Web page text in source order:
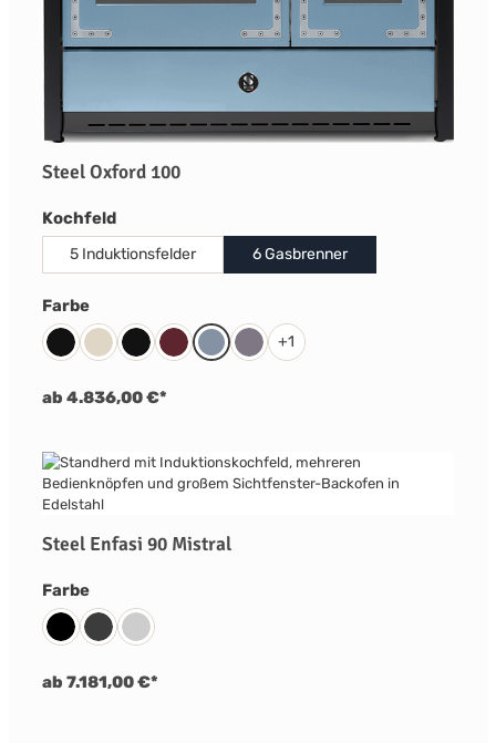
Steel Oxford 100
Kochfeldauswählen
5 Induktionsfelder 6 Gasbrenner
Farbeauswählen
Black gloss
CreamBlack mattBordeaux Rot
CelesteAmetista
+1
ab 4.836,00 €*
Steel Enfasi 90 Mistral
Farbeauswählen
All BlackAnthrazitEdelstahl
ab 7.181,00 €*